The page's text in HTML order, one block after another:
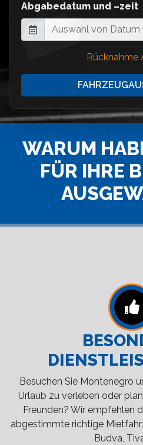
Abgabedatum und –zeit
Rücknahme
WARUM
FÜR IHRE
Besuchen Sie Montenegro
Urlaub zu verleben oder
Freunden? Wir empfehlen
abgestimmte richtige
Budva,